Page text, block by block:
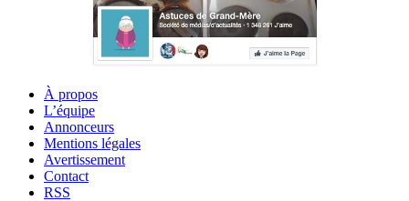
À propos
L’équipe
Annonceurs
Mentions légales
Avertissement
Contact
RSS